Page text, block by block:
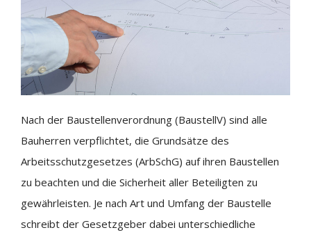
Nach der Baustellenverordnung (BaustellV) sind alle
Bauherren verpflichtet, die Grundsätze des
Arbeitsschutzgesetzes (ArbSchG) auf ihren Baustellen
zu beachten und die Sicherheit aller Beteiligten zu
gewährleisten. Je nach Art und Umfang der Baustelle
schreibt der Gesetzgeber dabei unterschiedliche